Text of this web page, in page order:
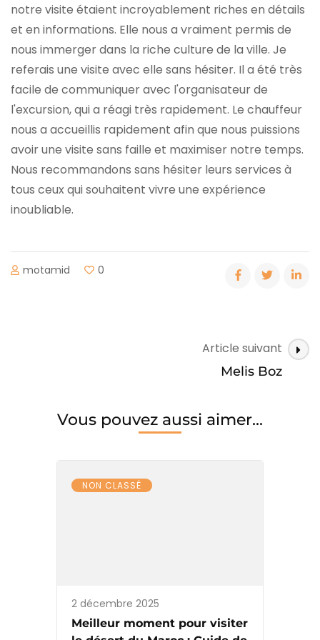
notre visite étaient incroyablement riches en détails
et en informations. Elle nous a vraiment permis de
nous immerger dans la riche culture de la ville. Je
referais une visite avec elle sans hésiter. Il a été très
facile de communiquer avec l'organisateur de
l'excursion, qui a réagi très rapidement. Le chauffeur
nous a accueillis rapidement afin que nous puissions
avoir une visite sans faille et maximiser notre temps.
Nous recommandons sans hésiter leurs services à
tous ceux qui souhaitent vivre une expérience
inoubliable.
motamid 0
Article suivant
Melis Boz
Vous pouvez aussi aimer...
NON CLASSÉ
2 décembre 2025
Meilleur moment pour visiter